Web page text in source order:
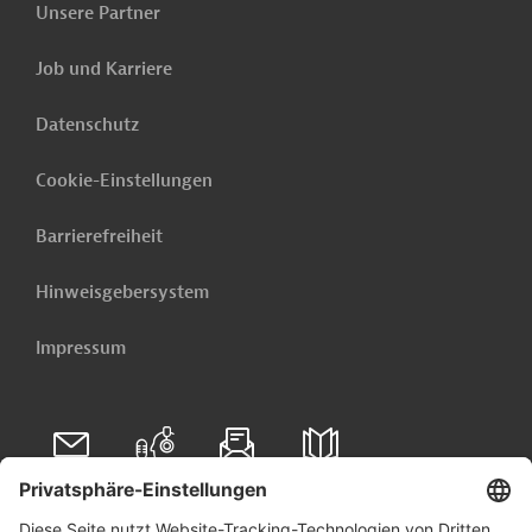
Hongkong, SVR:
Umweltschutzrecht und
Hongkong, SVR: Rechtsverfolgung
weitere Informationen
Unsere Partner
Job und Karriere
Datenschutz
Cookie-Einstellungen
Barrierefreiheit
Hinweisgebersystem
Impressum